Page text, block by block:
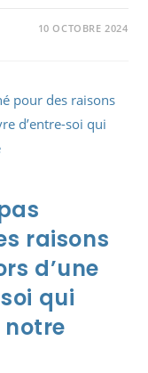
10 OCTOBRE 2024
raisons
d’une
qui
notre